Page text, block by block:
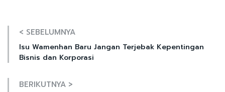
< SEBELUMNYA
Isu Wamenhan Baru Jangan Terjebak Kepentingan
Bisnis dan Korporasi
BERIKUTNYA >